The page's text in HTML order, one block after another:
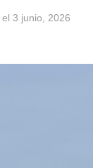
el 3 junio, 2026